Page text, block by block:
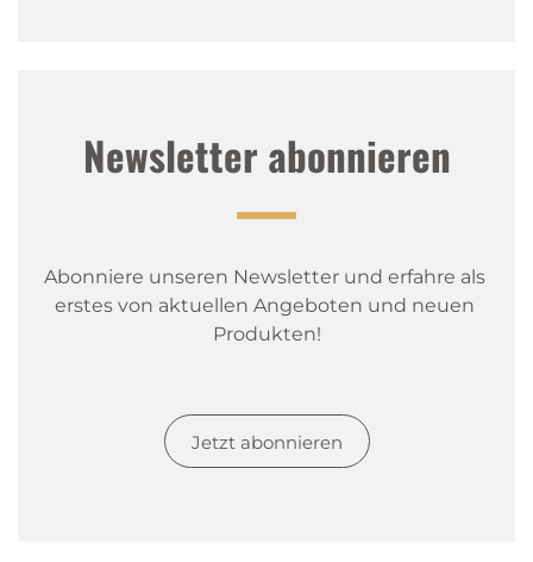
Newsletter abonnieren
Abonniere unseren Newsletter und erfahre als
erstes von aktuellen Angeboten und neuen
Produkten!
Jetzt abonnieren